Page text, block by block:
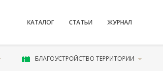
КАТАЛОГ СТАТЬИ ЖУРНАЛ
БЛАГОУСТРОЙСТВО ТЕРРИТОРИИ